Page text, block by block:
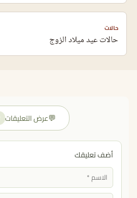
حالات
حالات عيد ميلاد الزوج
💬عرض التعليقات
أضف تعليقك